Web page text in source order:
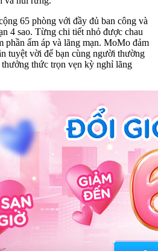
65 phòng với đầy đủ ban công và
4 sao. Từng chi tiết nhỏ được chau
phần ấm áp và lãng mạn. MoMo đảm
tuyệt vời để bạn cùng người thường
thức trọn vẹn kỳ nghỉ lãng